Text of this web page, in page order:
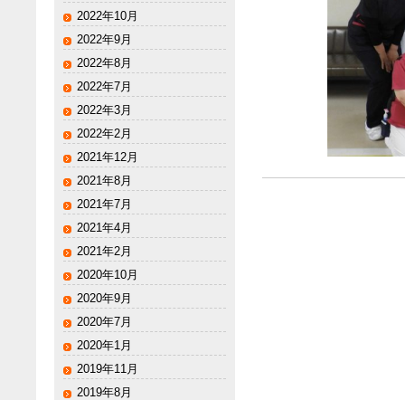
2022年10月
2022年9月
2022年8月
2022年7月
2022年3月
2022年2月
2021年12月
2021年8月
2021年7月
2021年4月
2021年2月
2020年10月
2020年9月
2020年7月
2020年1月
2019年11月
2019年8月